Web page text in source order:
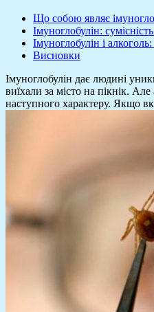
Що собою являє
Імуноглобулін:
Імуноглобулін і
Висновки
Імуноглобулін дає людині
виїхали за місто на пікнік.
наступного характеру. Якщо